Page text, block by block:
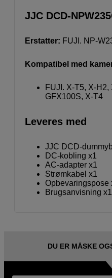
JJC DCD-
Erstatter: FUJI. NP-
Kompatibel med
FUJI. X-T5, X-
GFX100S, X-T4
Leveres med
JJC DCD-
DC-kobling x1
AC-adapter x1
Strømkabel x1
Opbevaringspose
Brugsanvisning x1
DU ER MÅSKE